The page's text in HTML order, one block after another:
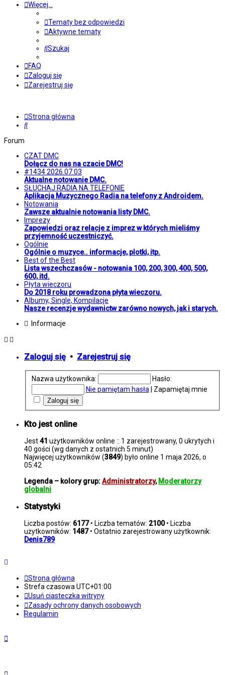
Więcej…
Tematy bez odpowiedzi
Aktywne tematy
Szukaj
FAQ
Zaloguj się
Zarejestruj się
Strona główna
Szukaj
Forum
CZAT DMC
Dołącz do nas na czacie DMC!
#1434 2026.07.03
Aktualne notowanie DMC.
SŁUCHAJ RADIA NA TELEFONIE
Aplikacja Muzycznego Radia na telefony z Androidem.
Notowania
Zawsze aktualnie notowania listy DMC.
Imprezy
Zapowiedzi oraz relacje z imprez w których mieliśmy
przyjemność uczestniczyć.
Ogólnie
Ogólnie o muzyce.. informacje, plotki, itp.
Best of the Best
Lista wszechczasów - notowania 100, 200, 300, 400, 500,
600, itd.
Płyta wieczoru
Do 2018 roku prowadzona płyta wieczoru.
Albumy, Single, Kompilacje
Nasze recenzje wydawnictw zarówno nowych, jak i starych.
Informacje
Zaloguj się • Zarejestruj się
Nazwa użytkownika:
Hasło:
Nie pamiętam hasła
Zapamiętaj mnie
Kto jest online
Jest41 użytkowników online :: 1 zarejestrowany, 0 ukrytych i
40 gości (wg danych z ostatnich 5 minut)
Najwięcej użytkowników (3849) było online 1 maja 2026, o
05:42
Legenda – kolory grup:Administratorzy, Moderatorzy
globalni
Statystyki
Liczba postów: 6177• Liczba tematów: 2100• Liczba
użytkowników: 1487• Ostatnio zarejestrowany użytkownik:
Denis789
Strona główna
Strefa czasowa UTC+01:00
Usuń ciasteczka witryny
Zasady ochrony danych osobowych
Regulamin